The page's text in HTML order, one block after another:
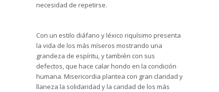
necesidad de repetirse.
Con un estilo diáfano y léxico riquísimo presenta
la vida de los más míseros mostrando una
grandeza de espíritu, y también con sus
defectos, que hace calar hondo en la condición
humana. Misericordia plantea con gran claridad y
llaneza la solidaridad y la caridad de los más